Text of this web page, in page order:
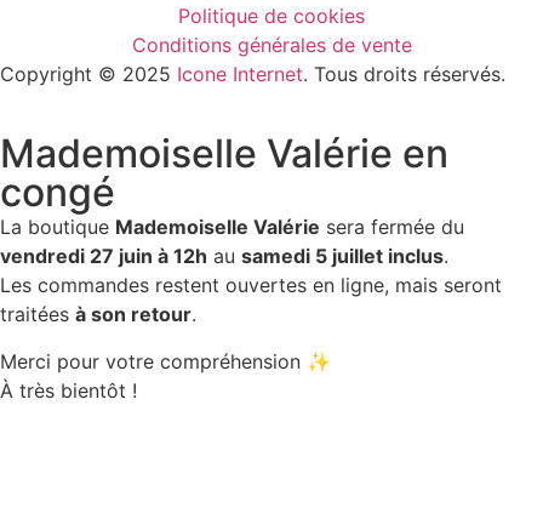
Politique de cookies
Conditions générales de vente
Copyright © 2025 Icone Internet. Tous droits réservés.
Mademoiselle Valérie en
congé
La boutique Mademoiselle Valérie sera fermée du
vendredi 27 juin à 12h au samedi 5 juillet inclus.
Les commandes restent ouvertes en ligne, mais seront
traitées à son retour.
Merci pour votre compréhension ✨
À très bientôt !